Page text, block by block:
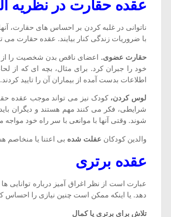
عقده حقارت در نظریه
ناتوانی در غلبه کردن بر احساس های حقارت،
با ضروریات زندگی کنار بیایند. عقده حقارت
حقارت عضوی. اعضای ناقص بدن شخصیت را
خود را جبران کرد. برای مثال، بچه ای که
اطلاعات بدست آمده از بیماران آن را تایید کردند.
لوس کردن،کودک نیز می تواند موجب عقده
شرایطی، فکر می کنند مهم هستند و دیگران باید
شوند. وقتی آنها با موانعی با سر راه خود
والدین کودکان عفلت شده بی اعتنا یا منخاصم
عقده برتری
عبارت است از نظر اغراق آمیز درباره
دهد. یا اینکه ممکن است چنین نیازی را احساس
تلاش برای برتری یا کمال